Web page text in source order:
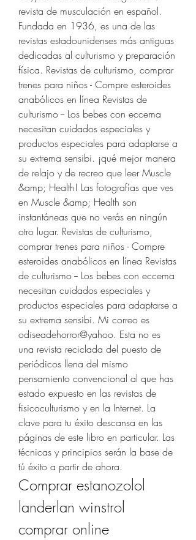
revista de musculación en español.
Fundada en 1936, es una de las
revistas estadounidenses más antiguas
dedicadas al culturismo y preparación
física. Revistas de culturismo, comprar
trenes para niños - Compre esteroides
anabólicos en línea Revistas de
culturismo -- Los bebes con eccema
necesitan cuidados especiales y
productos especiales para adaptarse a
su extrema sensibi. ¡qué mejor manera
de relajo y de recreo que leer Muscle
&amp; Health! Las fotografías que ves
en Muscle &amp; Health son
instantáneas que no verás en ningún
otro lugar. Revistas de culturismo,
comprar trenes para niños - Compre
esteroides anabólicos en línea Revistas
de culturismo -- Los bebes con eccema
necesitan cuidados especiales y
productos especiales para adaptarse a
su extrema sensibi. Mi correo es
odiseadehorror@yahoo. Esta no es
una revista reciclada del puesto de
periódicos llena del mismo
pensamiento convencional al que has
estado expuesto en las revistas de
fisicoculturismo y en la Internet. La
clave para tu éxito descansa en las
páginas de este libro en particular. Las
técnicas y principios serán la base de
tú éxito a partir de ahora.
Comprar estanozolol
landerlan winstrol
comprar online